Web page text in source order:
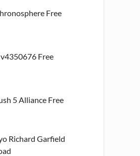
Free
Free
5 Alliance Free
Richard Garfield